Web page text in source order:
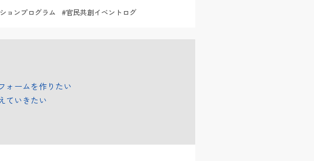
ョンプログラム #官民共創イベントログ
ォームを作りたい
ていきたい